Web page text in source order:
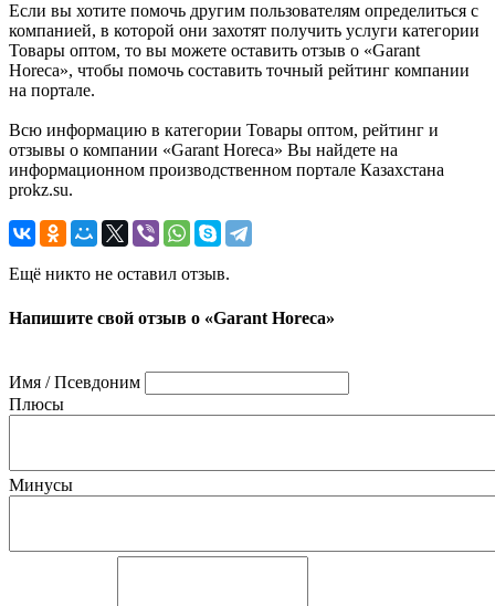
Если вы хотите помочь другим пользователям определиться с
компанией, в которой они захотят получить услуги категории
Товары оптом, то вы можете оставить отзыв о «Garant
Horeca», чтобы помочь составить точный рейтинг компании
на портале.
Всю информацию в категории Товары оптом, рейтинг и
отзывы о компании «Garant Horeca» Вы найдете на
информационном производственном портале Казахстана
prokz.su.
Ещё никто не оставил отзыв.
Напишите свой отзыв о «Garant Horeca»
Имя / Псевдоним
Плюсы
Минусы